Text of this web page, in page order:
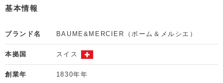
基本情報
ブランド名 BAUME&MERCIER（ボーム＆メルシエ）
本拠国 スイス
創業年 1830年年